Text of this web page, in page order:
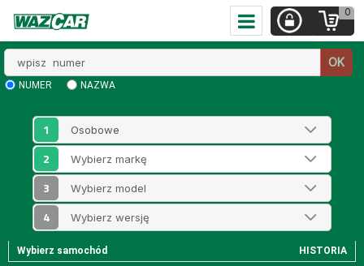
0
numer
OK
NUMER NAZWA
1
2
3
4
Wybierz samochód HISTORIA